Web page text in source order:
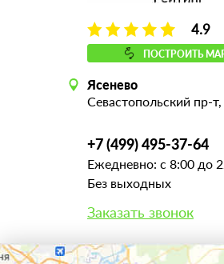
4.9
ПОСТРОИТЬ
Ясенево
Севастопольский пр-
+7 (499) 495-37-64
Ежедневно: с 8:00 до
Без выходных
Заказать звонок